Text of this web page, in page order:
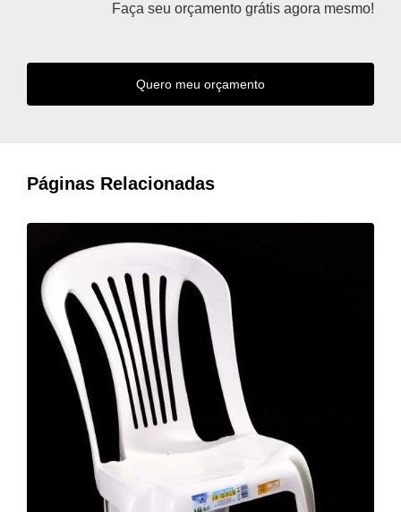
Faça seu orçamento grátis agora mesmo!
Quero meu orçamento
Páginas Relacionadas